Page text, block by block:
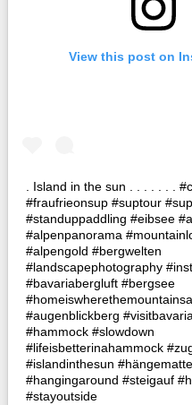
View this post on
. Island in the sun . . . . . . .
#fraufrieonsup #suptour
#standuppaddling #eibsee
#alpenpanorama
#alpengold #bergwelten
#landscapephotography
#bavariabergluft #bergsee
#augenblickberg
#hammock #slowdown
#lifeisbetterinahammock
#islandinthesun #hängematte
#hangingaround #steigauf
#stayoutside